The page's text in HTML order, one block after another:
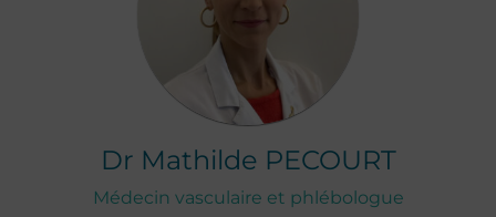
Dr Mathilde PECOURT
Médecin vasculaire et phlébologue